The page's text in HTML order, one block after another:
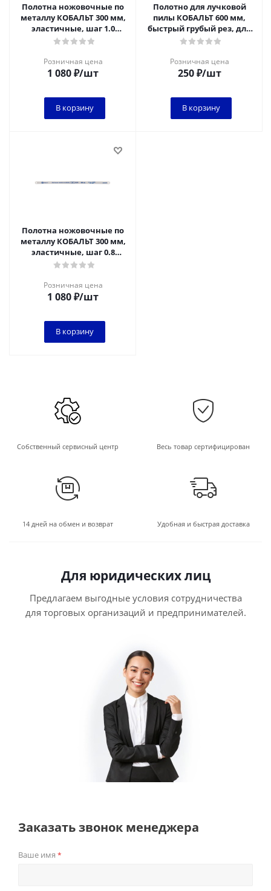
Полотна ножовочные по
металлу КОБАЛЬТ 300 мм,
эластичные, шаг 1.0
мм/24TPI, BIM (10 шт)
Розничная цена
1 080₽/шт
В корзину
Полотно для лучковой
пилы КОБАЛЬТ 600 мм,
быстрый грубый рез, для
сырой древесины, подвес
Розничная цена
250₽/шт
В корзину
Полотна ножовочные по
металлу КОБАЛЬТ 300 мм,
эластичные, шаг 0.8
мм/32TPI, BIM (10 шт)
Розничная цена
1 080₽/шт
В корзину
Собственный сервисный центр Весь товар сертифицирован
14 дней на обмен и возврат Удобная и быстрая доставка
Для юридических лиц
Предлагаем выгодные условия сотрудничества
для торговых организаций и предпринимателей.
Заказать звонок менеджера
Ваше имя *